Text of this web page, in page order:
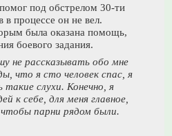
под обстрелом 30-ти
процессе он не вел.
была оказана помощь,
боевого задания.
не рассказывать обо мне
что я сто человек спас, я
слухи. Конечно, я
к себе, для меня главное,
парни рядом были.